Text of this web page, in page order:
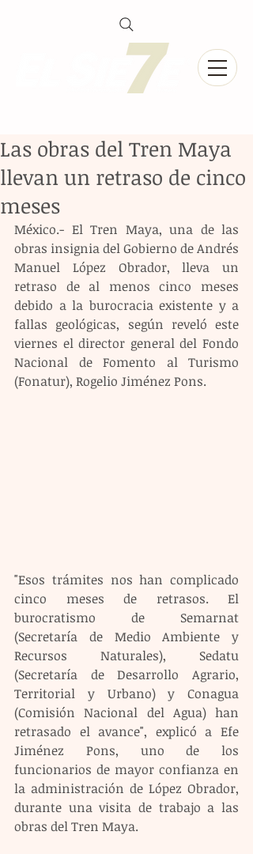
Las obras del Tren Maya
llevan un retraso de cinco
meses
México.- El Tren Maya, una de las
obras insignia del Gobierno de Andrés
Manuel López Obrador, lleva un
retraso de al menos cinco meses
debido a la burocracia existente y a
fallas geológicas, según reveló este
viernes el director general del Fondo
Nacional de Fomento al Turismo
(Fonatur), Rogelio Jiménez Pons.
"Esos trámites nos han complicado
cinco meses de retrasos. El
burocratismo de Semarnat
(Secretaría de Medio Ambiente y
Recursos Naturales), Sedatu
(Secretaría de Desarrollo Agrario,
Territorial y Urbano) y Conagua
(Comisión Nacional del Agua) han
retrasado el avance", explicó a Efe
Jiménez Pons, uno de los
funcionarios de mayor confianza en
la administración de López Obrador,
durante una visita de trabajo a las
obras del Tren Maya.